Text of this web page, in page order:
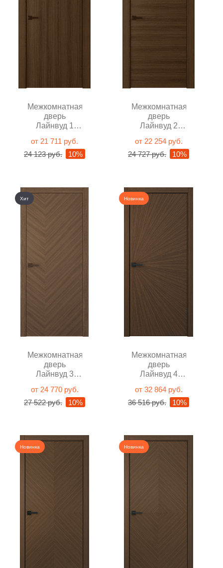
Межкомнатная
дверь
Лайнвуд 1
от 21 711 руб.
24 123 руб.
10%
Межкомнатная
дверь
Лайнвуд 2
от 22 254 руб.
24 727 руб.
10%
Хит
Межкомнатная
дверь
Лайнвуд 3
от 24 770 руб.
27 522 руб.
10%
Новинка
Межкомнатная
дверь
Лайнвуд 4
от 32 864 руб.
36 516 руб.
10%
Новинка Новинка